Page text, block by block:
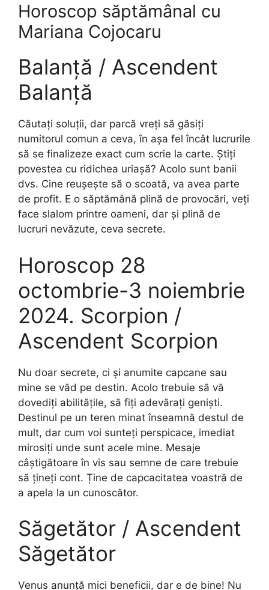
Horoscop săptămânal cu
Mariana Cojocaru
Balanță / Ascendent
Balanță
Căutați soluții, dar parcă vreți să găsiți
numitorul comun a ceva, în așa fel încât lucrurile
să se finalizeze exact cum scrie la carte. Știți
povestea cu ridichea uriașă? Acolo sunt banii
dvs. Cine reușește să o scoată, va avea parte
de profit. E o săptămână plină de provocări, veți
face slalom printre oameni, dar și plină de
lucruri nevăzute, ceva secrete.
Horoscop 28
octombrie-3 noiembrie
2024. Scorpion /
Ascendent Scorpion
Nu doar secrete, ci și anumite capcane sau
mine se văd pe destin. Acolo trebuie să vă
dovediți abilitățile, să fiți adevărați geniști.
Destinul pe un teren minat înseamnă destul de
mult, dar cum voi sunteți perspicace, imediat
mirosiți unde sunt acele mine. Mesaje
câștigătoare în vis sau semne de care trebuie
să țineți cont. Ține de capcacitatea voastră de
a apela la un cunoscător.
Săgetător / Ascendent
Săgetător
Venus anunță mici beneficii, dar e de bine! Nu